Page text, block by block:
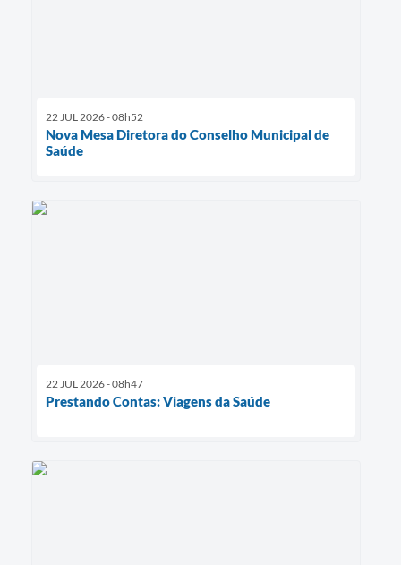
22 JUL 2026 - 08h52
Nova Mesa Diretora do Conselho Municipal de
Saúde
22 JUL 2026 - 08h47
Prestando Contas: Viagens da Saúde